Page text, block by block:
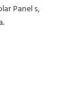
Panel s,